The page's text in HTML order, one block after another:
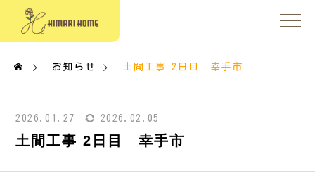
お知らせ 土間工事 2日目 幸手市
2026.01.27 2026.02.05
土間工事 2日目 幸手市